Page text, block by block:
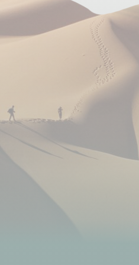
de 11 à 14 participants :
d'assistance
N.B. : Partir en safari
fait des longues heures de
*Conformément à notre
transparence vis-à-vis de
informons que toutes les
certifiées en Tanzanie
liste des transporteurs
d’exploitation dans l’Union